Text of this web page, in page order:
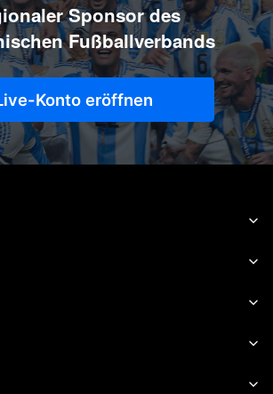
Sponsor des
Fußballverbands
Konto eröffnen